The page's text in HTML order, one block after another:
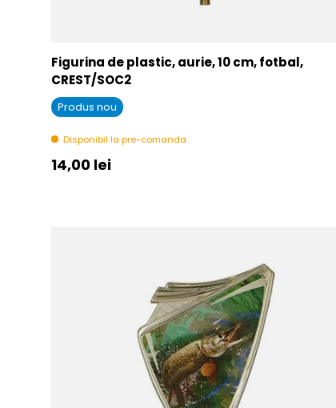
Figurina de plastic, aurie, 10 cm, fotbal,
CREST/SOC2
Produs nou
Disponibil la pre-comanda
Pret initial
14,00 lei